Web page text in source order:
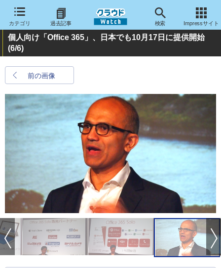
カテゴリ 過去記事 検索 Impressサイト
個人向け「Office 365」、日本でも10月17日に提供開始
(6/6)
前の画像